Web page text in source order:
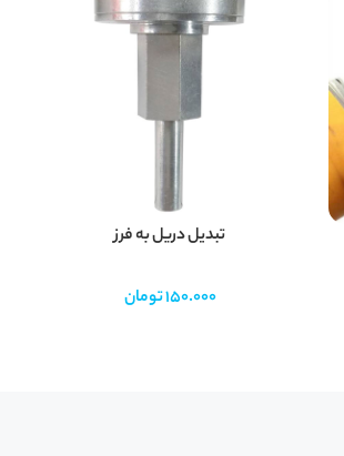
تبدیل دریل به فرز
150.000تومان